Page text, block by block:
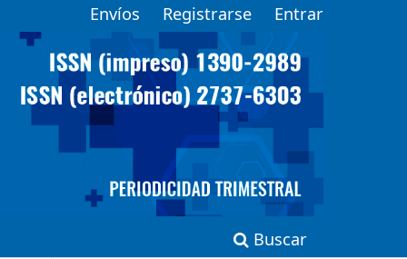
Buscar
Envíos Registrarse Entrar